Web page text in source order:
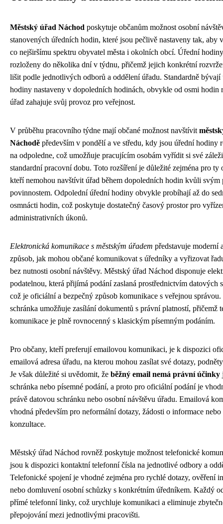
Městský úřad Náchod poskytuje občanům možnost osobní
stanovených úředních hodin, které jsou pečlivě nastaveny tak, aby
co nejširšímu spektru obyvatel města i okolních obcí. Úřední
rozloženy do několika dní v týdnu, přičemž jejich konkrétní
lišit podle jednotlivých odborů a oddělení úřadu. Standardně bývají
hodiny nastaveny v dopoledních hodinách, obvykle od osmi hodin
úřad zahajuje svůj provoz pro veřejnost.
V průběhu pracovního týdne mají občané možnost navštívit
Náchodě především v pondělí a ve středu, kdy jsou úřední hodiny
na odpoledne, což umožňuje pracujícím osobám vyřídit si své
standardní pracovní dobu. Toto rozšíření je důležité zejména pro ty
kteří nemohou navštívit úřad během dopoledních hodin kvůli svým
povinnostem. Odpolední úřední hodiny obvykle probíhají až do
osmnácti hodin, což poskytuje dostatečný časový prostor pro
administrativních úkonů.
Elektronická komunikace s městským úřadem představuje moderní
způsob, jak mohou občané komunikovat s úředníky a vyřizovat
bez nutnosti osobní návštěvy. Městský úřad Náchod disponuje
podatelnou, která přijímá podání zaslaná prostřednictvím datových
což je oficiální a bezpečný způsob komunikace s veřejnou
schránka umožňuje zasílání dokumentů s právní platností, přičemž
komunikace je plně rovnocenný s klasickým písemným podáním.
Pro občany, kteří preferují emailovou komunikaci, je k dispozici
emailová adresa úřadu, na kterou mohou zasílat své dotazy,
Je však důležité si uvědomit, že běžný email nemá právní účinky
schránka nebo písemné podání, a proto pro oficiální podání je
právě datovou schránku nebo osobní návštěvu úřadu. Emailová
vhodná především pro neformální dotazy, žádosti o informace nebo
konzultace.
Městský úřad Náchod rovněž poskytuje možnost telefonické
jsou k dispozici kontaktní telefonní čísla na jednotlivé odbory a
Telefonické spojení je vhodné zejména pro rychlé dotazy, ověření
nebo domluvení osobní schůzky s konkrétním úředníkem. Každý
přímé telefonní linky, což urychluje komunikaci a eliminuje
přepojování mezi jednotlivými pracovišti.